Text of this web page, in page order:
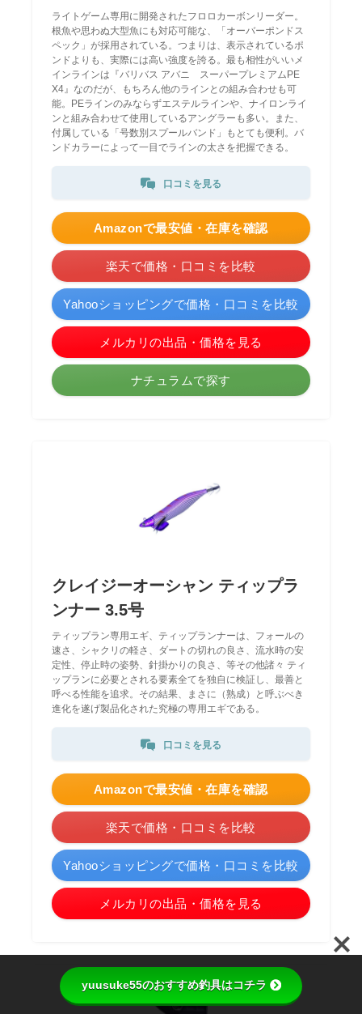
ライトゲーム専用に開発されたフロロカーボンリーダー。
根魚や思わぬ大型魚にも対応可能な、「オーバーポンドス
ペック」が採用されている。つまりは、表示されているポ
ンドよりも、実際には高い強度を誇る。最も相性がいいメ
インラインは『バリバス アバニ スーパープレミアムPE
X4』なのだが、もちろん他のラインとの組み合わせも可
能。PEラインのみならずエステルラインや、ナイロンライ
ンと組み合わせて使用しているアングラーも多い。また、
付属している「号数別スプールバンド」もとても便利。バ
ンドカラーによって一目でラインの太さを把握できる。
口コミを見る
Amazonで最安値・在庫を確認
楽天で価格・口コミを比較
Yahooショッピングで価格・口コミを比較
メルカリの出品・価格を見る
ナチュラムで探す
クレイジーオーシャン ティップラ
ンナー 3.5号
ティップラン専用エギ、ティップランナーは、フォールの
速さ、シャクリの軽さ、ダートの切れの良さ、流水時の安
定性、停止時の姿勢、針掛かりの良さ、等その他諸々 ティ
ップランに必要とされる要素全てを独自に検証し、最善と
呼べる性能を追求。その結果、まさに（熟成）と呼ぶべき
進化を遂げ製品化された究極の専用エギである。
口コミを見る
Amazonで最安値・在庫を確認
楽天で価格・口コミを比較
Yahooショッピングで価格・口コミを比較
メルカリの出品・価格を見る
yuusuke55のおすすめ釣具はコチラ